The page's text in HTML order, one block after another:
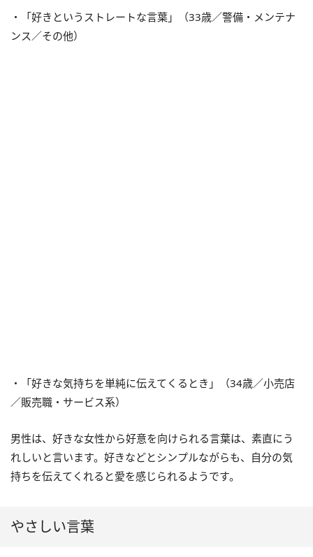
・「好きというストレートな言葉」（33歳／警備・メンテナ
ンス／その他）
・「好きな気持ちを単純に伝えてくるとき」（34歳／小売店
／販売職・サービス系）
男性は、好きな女性から好意を向けられる言葉は、素直にう
れしいと言います。好きなどとシンプルながらも、自分の気
持ちを伝えてくれると愛を感じられるようです。
やさしい言葉